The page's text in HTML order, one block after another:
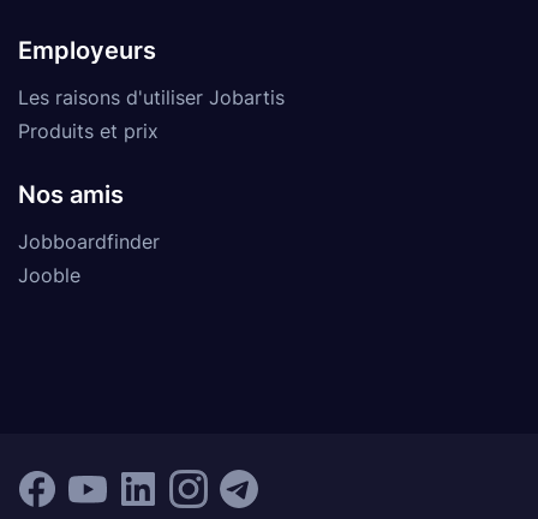
Employeurs
Les raisons d'utiliser Jobartis
Produits et prix
Nos amis
Jobboardfinder
Jooble